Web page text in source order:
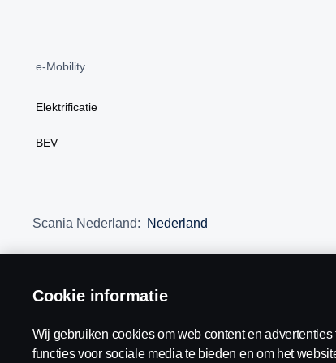
e-Mobility
Elektrificatie
BEV
Scania Nederland: Nederland
Cookie informatie
Wij gebruiken cookies om web content en
functies voor sociale media te bieden en om het